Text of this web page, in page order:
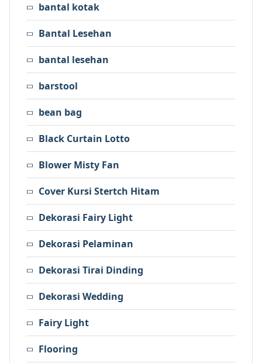
bantal kotak
Bantal Lesehan
bantal lesehan
barstool
bean bag
Black Curtain Lotto
Blower Misty Fan
Cover Kursi Stertch Hitam
Dekorasi Fairy Light
Dekorasi Pelaminan
Dekorasi Tirai Dinding
Dekorasi Wedding
Fairy Light
Flooring